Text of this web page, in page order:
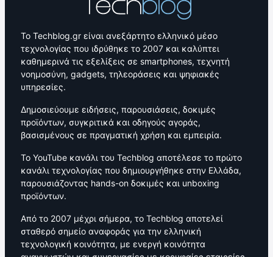
Το Techblog.gr είναι ανεξάρτητο ελληνικό μέσο
τεχνολογίας που ιδρύθηκε το 2007 και καλύπτει
καθημερινά τις εξελίξεις σε smartphones, τεχνητή
νοημοσύνη, gadgets, τηλεοράσεις και ψηφιακές
υπηρεσίες.
Δημοσιεύουμε ειδήσεις, παρουσιάσεις, δοκιμές
προϊόντων, συγκριτικά και οδηγούς αγοράς,
βασισμένους σε πραγματική χρήση και εμπειρία.
Το YouTube κανάλι του Techblog αποτέλεσε το πρώτο
κανάλι τεχνολογίας που δημιουργήθηκε στην Ελλάδα,
παρουσιάζοντας hands-on δοκιμές και unboxing
προϊόντων.
Από το 2007 μέχρι σήμερα, το Techblog αποτελεί
σταθερό σημείο αναφοράς για την ελληνική
τεχνολογική κοινότητα, με ενεργή κοινότητα